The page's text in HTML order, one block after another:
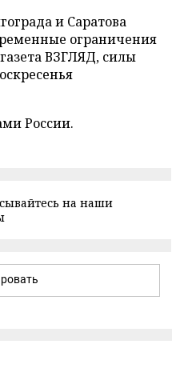
и Саратова
ограничения
ВЗГЛЯД, силы
России.
на наши